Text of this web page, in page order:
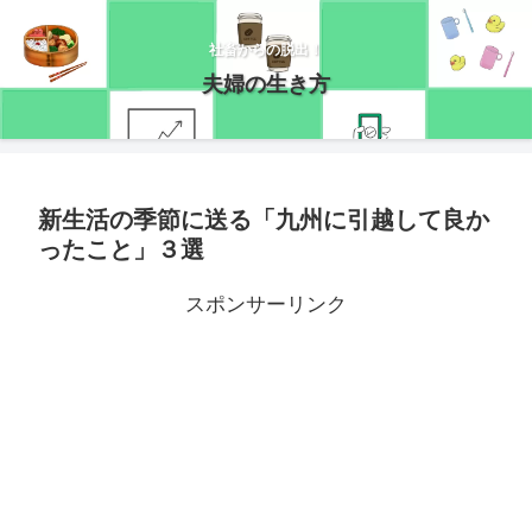
社畜からの脱出！
夫婦の生き方
新生活の季節に送る「九州に引越して良か
ったこと」３選
スポンサーリンク